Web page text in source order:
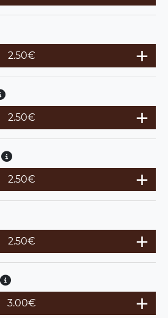
2.50€
2.50€
2.50€
2.50€
3.00€